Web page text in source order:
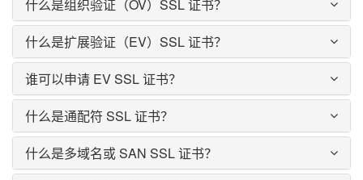
什么是组织验证（OV）SSL 证书？
什么是扩展验证（EV）SSL 证书？
谁可以申请 EV SSL 证书？
什么是通配符 SSL 证书？
什么是多域名或 SAN SSL 证书？